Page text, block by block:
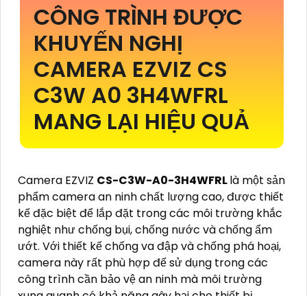
CÔNG TRÌNH ĐƯỢC
KHUYẾN NGHỊ
CAMERA EZVIZ CS
C3W A0 3H4WFRL
MANG LẠI HIỆU QUẢ
Camera EZVIZ CS-C3W-A0-3H4WFRLlà một sản
phẩm camera an ninh chất lượng cao, được thiết
kế đặc biệt để lắp đặt trong các môi trường khắc
nghiệt như chống bụi, chống nước và chống ẩm
ướt. Với thiết kế chống va đập và chống phá hoại,
camera này rất phù hợp để sử dụng trong các
công trình cần bảo vệ an ninh mà môi trường